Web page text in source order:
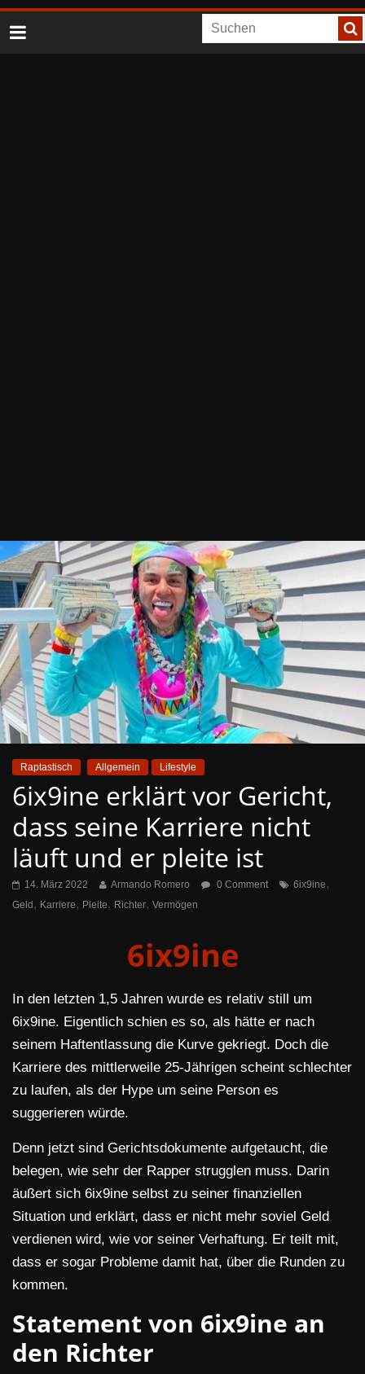
Raptastisch Allgemein Lifestyle
6ix9ine erklärt vor Gericht,
dass seine Karriere nicht
läuft und er pleite ist
14. März 2022 Armando Romero 0 Comment 6ix9ine,
Geld , Karriere, Pleite, Richter, Vermögen
6ix9ine
In den letzten 1,5 Jahren wurde es relativ still um
6ix9ine. Eigentlich schien es so, als hätte er nach
seinem Haftentlassung die Kurve gekriegt. Doch die
Karriere des mittlerweile 25-Jährigen scheint schlechter
zu laufen, als der Hype um seine Person es
suggerieren würde.
Denn jetzt sind Gerichtsdokumente aufgetaucht, die
belegen, wie sehr der Rapper strugglen muss. Darin
äußert sich 6ix9ine selbst zu seiner finanziellen
Situation und erklärt, dass er nicht mehr soviel Geld
verdienen wird, wie vor seiner Verhaftung. Er teilt mit,
dass er sogar Probleme damit hat, über die Runden zu
kommen.
Statement von 6ix9ine an
den Richter